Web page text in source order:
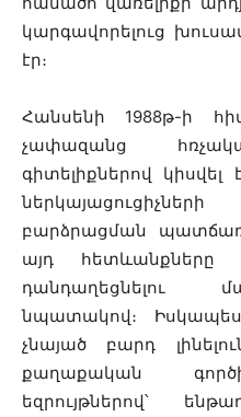
կարգավորելուց
էր։
Հանսենի 1988թ-ի
չափազանց
գիտելիքներով
բարձրացման
այդ հետևանքները
դանդաղեցնելու
նպատակով։ Իսկապես,
չնայած բարդ
քաղաքական
եզրույթներով՝